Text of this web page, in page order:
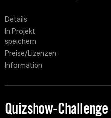
Details
In Projekt
speichern
Preise/Lizenzen
Information
Quizshow-Challenge